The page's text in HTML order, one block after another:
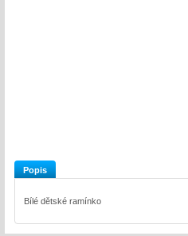
Popis
Bílé dětské ramínko